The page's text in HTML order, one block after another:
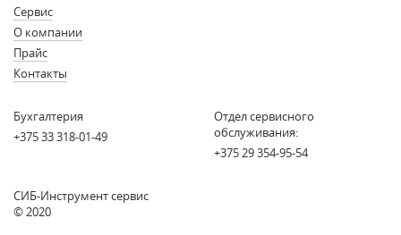
Сервис
О компании
Прайс
Контакты
Бухгалтерия
+375 33 318-01-49
Отдел сервисного
обслуживания:
+375 29 354-95-54
СИБ-Инструмент сервис
© 2020